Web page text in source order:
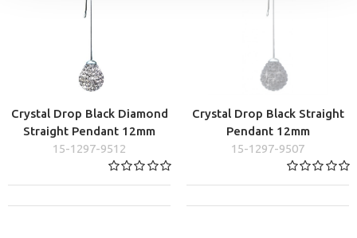
Crystal Drop Black Diamond
Straight Pendant 12mm
15-1297-9512
Crystal Drop Black Straight
Pendant 12mm
15-1297-9507